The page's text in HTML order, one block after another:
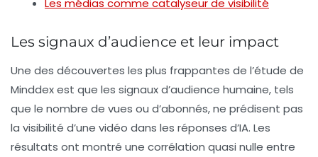
Les médias comme catalyseur de visibilité
Les signaux d’audience et leur impact
Une des découvertes les plus frappantes de l’étude de
Minddex est que les signaux d’audience humaine, tels
que le nombre de vues ou d’abonnés, ne prédisent pas
la visibilité d’une vidéo dans les réponses d’IA. Les
résultats ont montré une corrélation quasi nulle entre